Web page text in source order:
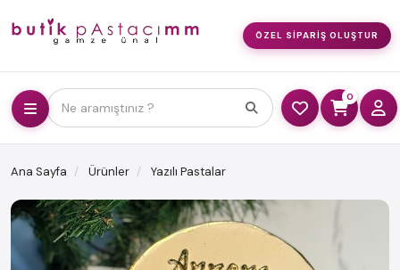
ÖZEL SIPARIŞ OLUŞTUR
Ne aramıştınız ?
0
Ana Sayfa Ürünler Yazılı Pastalar